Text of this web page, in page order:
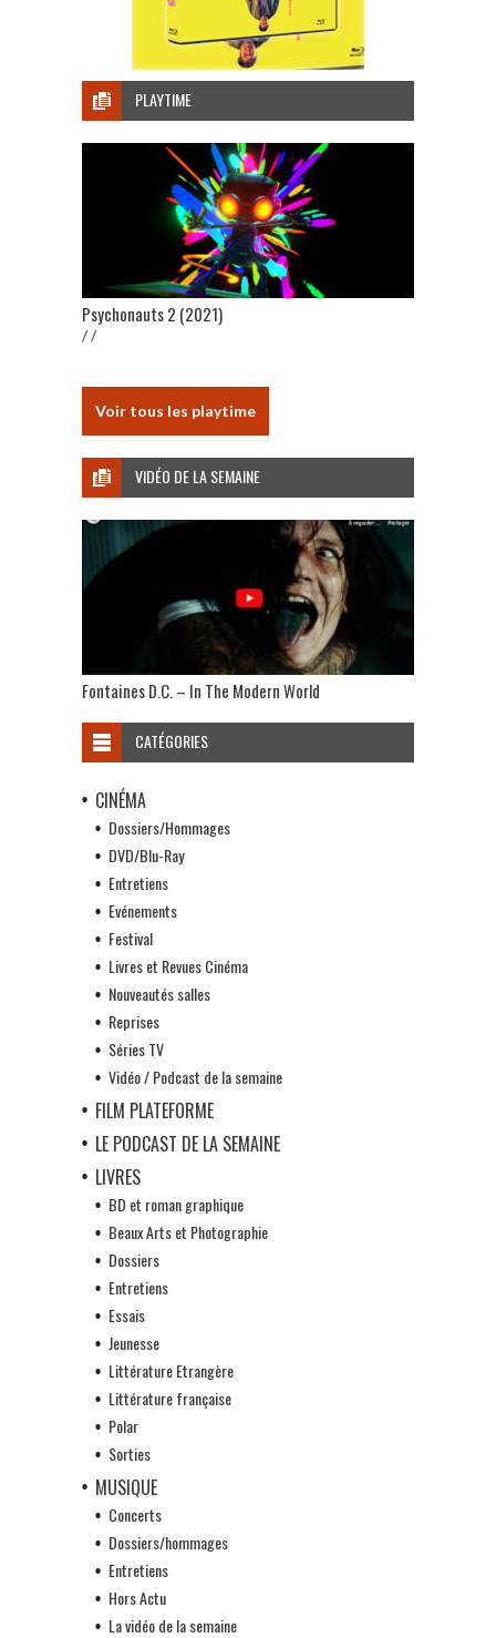
PLAYTIME
Psychonauts 2 (2021)
/ /
Voir tous les playtime
VIDÉO DE LA SEMAINE
Fontaines D.C. – In The Modern World
CATÉGORIES
CINÉMA
Dossiers/Hommages
DVD/Blu-Ray
Entretiens
Evénements
Festival
Livres et Revues Cinéma
Nouveautés salles
Reprises
Séries TV
Vidéo / Podcast de la semaine
FILM PLATEFORME
LE PODCAST DE LA SEMAINE
LIVRES
BD et roman graphique
Beaux Arts et Photographie
Dossiers
Entretiens
Essais
Jeunesse
Littérature Etrangère
Littérature française
Polar
Sorties
MUSIQUE
Concerts
Dossiers/hommages
Entretiens
Hors Actu
La vidéo de la semaine